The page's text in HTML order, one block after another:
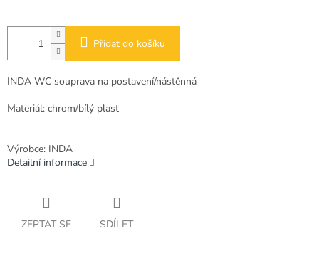
Přidat do košíku
INDA WC souprava na postavení/nástěnná
Materiál: chrom/bílý plast
Výrobce: INDA
Detailní informace
ZEPTAT SE SDÍLET